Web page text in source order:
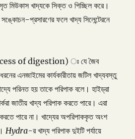
মিউকাস খাদ্যকে সিক্ত ও পিচ্ছিল করে।
প্রসারণের ফলে খাদ্য সিলেন্টেরনে
of digestion) ঃ যে জৈব
এনজাইমের কার্যকারীতায় জটিল খাদ্যবস্তু
পরিনত হয় তাকে পরিপাক বলে। হাইড্রা
জাতীয় খাদ্য পরিপাক করতে পারে। এরা
করতে পারে না। খাদ্যের অপরিপাককৃত অংশ
Hydra-র খাদ্য পরিপাক দুইটি পর্যায়ে